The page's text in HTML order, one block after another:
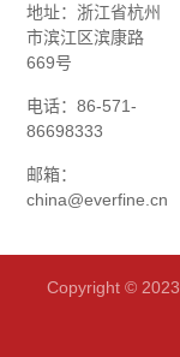
地址：浙江省杭州
市滨江区滨康路
669号
电话：86-571-
86698333
邮箱：
china@everfine.cn
Copyright ©